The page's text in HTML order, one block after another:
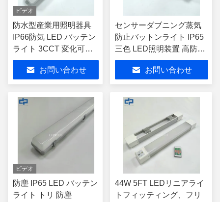
ビデオ
防水型産業用照明器具
IP66防気 LED バッテン
ライト 3CCT 変化可能
な蒸気ライト 三色
1500mm 防水型 LED バ
ッテン CE SAA C-Tick
UKCA による工業用照
明で承認
お問い合わせ
センサーダブニング蒸気
防止バットンライト IP65
三色 LED照明装置 高防水
性 工業蒸気ライト Tri
Proof LED Light 4 Foot
Light Fixture 緊急用 LED
バットン
お問い合わせ
ビデオ
防塵 IP65 LED バッテン
ライト トリ 防塵
44W 5FT LEDリニアライ
トフィッティング、フリ